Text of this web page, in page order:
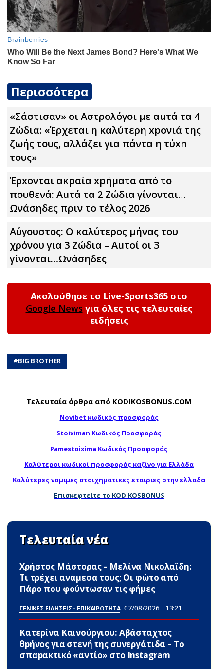
Περισσότερα
«Σάστισαν» οι Αστρολόγοι με αuτά τα 4
Zώδια: «Έρχεται η καλύτερη xpoνιά της
ζωής τους, αλλάζει για πάντα η τύxn
τους»
Έρxoνται ακpαία xpήματα από το
πουθενά: Αuτά τα 2 Zώδια γίνονται…
Ωνάσηδες πριν το τέλος 2026
Αύγουστος: Ο καλύτερος μήνας του
χρόνου για 3 Zώδια – Αuτοί οι 3
γίνονται…Ωνάσηδες
Ακολούθησε το Live-Sports365 στο
Google News για όλες τις τελευταίες
ειδήσεις
#BIG BROTHER
Τελευταία άρθρα από KODIKOSBONUS.COM
Novibet κωδικός προσφοράς
Stoiximan Κωδικός Προσφοράς
Pamestoixima Κωδικός Προσφοράς
Καλύτεροι κωδικοί προσφοράς καζίνο για Ελλάδα
Καλύτερες νομιμες στοιχηματικες εταιριες στην ελλαδα
Επισκεφτείτε το KODIKOSBONUS
Τελευταία νέα
Χρήστος Μάστορας – Μελίνα Νικολαϊδη:
Τι τρέχει ανάμεσα τους; Οι φώτο από
Πάρο που φούντωσαν τις φήμες
ΓΕΝΙΚΕΣ ΕΙΔΗΣΕΙΣ - ΕΠΙΚΑΙΡΟΤΗΤΑ 07/08/2026 13:21
Κατερίνα Καινούργιου: Αβάσταχτος
θpήνος για στενή της συνεργάτιδα – Το
σπαpακτικό «αντίο» στο Instagram